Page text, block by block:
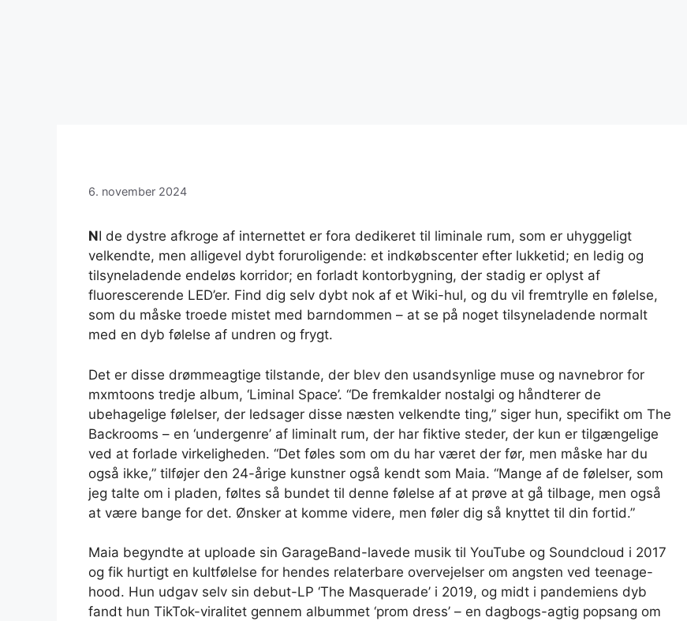
6. november 2024
NI de dystre afkroge af internettet er fora dedikeret til liminale rum, som er uhyggeligt
velkendte, men alligevel dybt foruroligende: et indkøbscenter efter lukketid; en ledig og
tilsyneladende endeløs korridor; en forladt kontorbygning, der stadig er oplyst af
fluorescerende LED’er. Find dig selv dybt nok af et Wiki-hul, og du vil fremtrylle en følelse,
som du måske troede mistet med barndommen – at se på noget tilsyneladende normalt
med en dyb følelse af undren og frygt.
Det er disse drømmeagtige tilstande, der blev den usandsynlige muse og navnebror for
mxmtoons tredje album, ‘Liminal Space’. “De fremkalder nostalgi og håndterer de
ubehagelige følelser, der ledsager disse næsten velkendte ting,” siger hun, specifikt om The
Backrooms – en ‘undergenre’ af liminalt rum, der har fiktive steder, der kun er tilgængelige
ved at forlade virkeligheden. “Det føles som om du har været der før, men måske har du
også ikke,” tilføjer den 24-årige kunstner også kendt som Maia. “Mange af de følelser, som
jeg talte om i pladen, føltes så bundet til denne følelse af at prøve at gå tilbage, men også
at være bange for det. Ønsker at komme videre, men føler dig så knyttet til din fortid.”
Maia begyndte at uploade sin GarageBand-lavede musik til YouTube og Soundcloud i 2017
og fik hurtigt en kultfølelse for hendes relaterbare overvejelser om angsten ved teenage-
hood. Hun udgav selv sin debut-LP ‘The Masquerade’ i 2019, og midt i pandemiens dyb
fandt hun TikTok-viralitet gennem albummet ‘prom dress’ – en dagbogs-agtig popsang om